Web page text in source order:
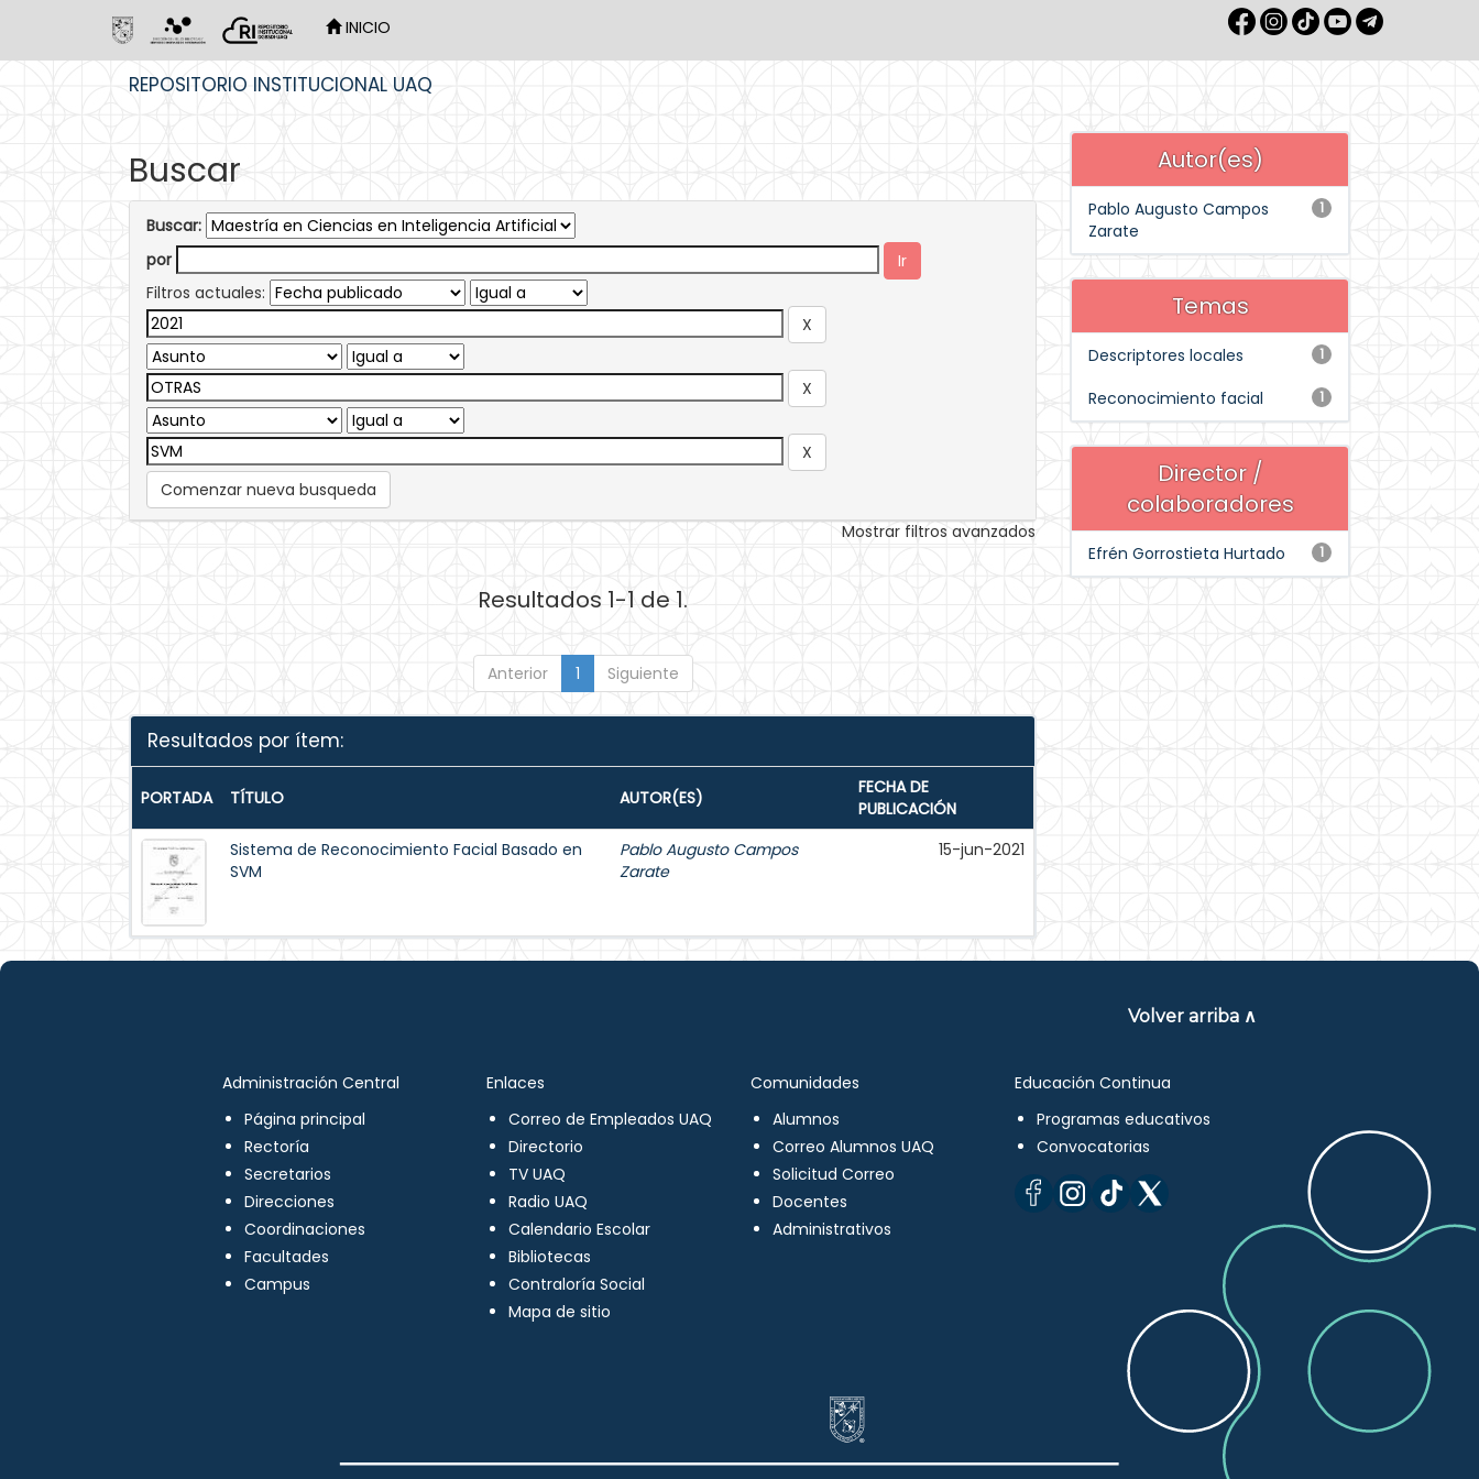
INICIO
REPOSITORIO INSTITUCIONAL UAQ
Buscar
Buscar:
por
Filtros actuales:
Comenzar nueva busqueda
Mostrar filtros avanzados
Resultados 1-1 de 1.
Anterior 1 Siguiente
Resultados por ítem:
PORTADA TÍTULO AUTOR(ES)
FECHA DE
PUBLICACIÓN
Sistema de Reconocimiento Facial Basado en
SVM
Pablo Augusto Campos
Zarate
15-jun-2021
Autor(es)
1
Pablo Augusto Campos
Zarate
Temas
1
Descriptores locales
1
Reconocimiento facial
Director /
colaboradores
1
Efrén Gorrostieta Hurtado
Volver arriba ∧
Administración Central
Página principal
Rectoría
Secretarios
Direcciones
Coordinaciones
Facultades
Campus
Enlaces
Correo de Empleados UAQ
Directorio
TV UAQ
Radio UAQ
Calendario Escolar
Bibliotecas
Contraloría Social
Mapa de sitio
Comunidades
Alumnos
Correo Alumnos UAQ
Solicitud Correo
Docentes
Administrativos
Educación Continua
Programas educativos
Convocatorias